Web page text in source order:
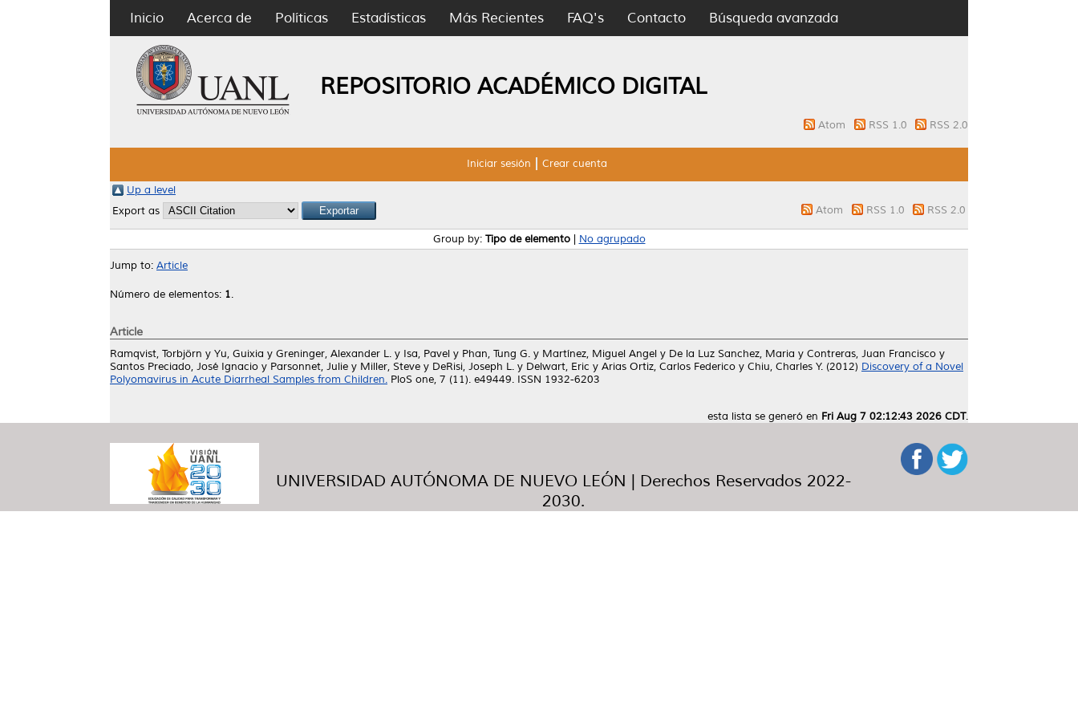
Inicio Acerca de Políticas Estadísticas Más Recientes FAQ's Contacto Búsqueda avanzada
REPOSITORIO ACADÉMICO DIGITAL
Atom RSS 1.0 RSS 2.0
Iniciar sesión Crear cuenta
Up a level
Export as
Atom RSS 1.0 RSS 2.0
Group by: Tipo de elemento| No agrupado
Jump to: Article
Número de elementos: 1.
Article
Ramqvist, Torbjörn y Yu, Guixia y Greninger, Alexander L. y Isa, Pavel y Phan, Tung G. y Martínez, Miguel Angel y De la Luz Sanchez, Maria y Contreras, Juan Francisco y
Santos Preciado, José Ignacio y Parsonnet, Julie y Miller, Steve y DeRisi, Joseph L. y Delwart, Eric y Arias Ortiz, Carlos Federico y Chiu, Charles Y. (2012) Discovery of a Novel
Polyomavirus in Acute Diarrheal Samples from Children. PloS one, 7 (11). e49449. ISSN 1932-6203
esta lista se generó en Fri Aug 7 02:12:43 2026 CDT.
UNIVERSIDAD AUTÓNOMA DE NUEVO LEÓN | Derechos Reservados 2022-
2030.